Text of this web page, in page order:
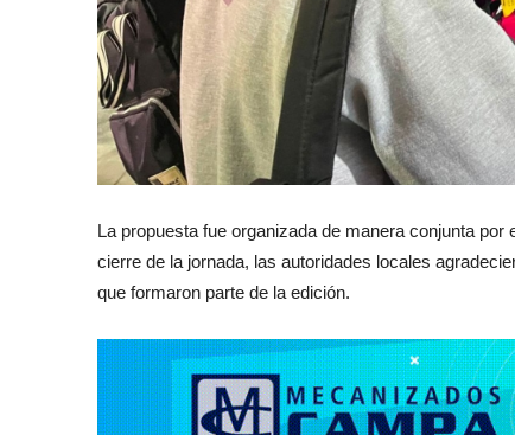
La propuesta fue organizada de manera conjunta
cierre de la jornada, las autoridades locales
que formaron parte de la edición.